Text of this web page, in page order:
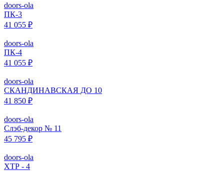
doors-ola
ПК-3
41 055 ₽
doors-ola
ПК-4
41 055 ₽
doors-ola
СКАНДИНАВСКАЯ ДО 10
41 850 ₽
doors-ola
Слэб-декор № 11
45 795 ₽
doors-ola
ХТР - 4